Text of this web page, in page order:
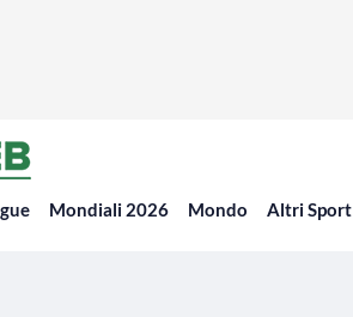
Mondiali 2026 Mondo Altri Sport